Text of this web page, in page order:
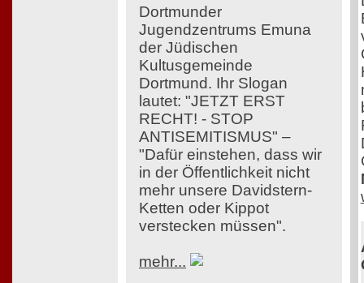
Dortmunder
Jugendzentrums Emuna
der Jüdischen
Kultusgemeinde
Dortmund. Ihr Slogan
lautet: "JETZT ERST
RECHT! - STOP
ANTISEMITISMUS" –
"Dafür einstehen, dass wir
in der Öffentlichkeit nicht
mehr unsere Davidstern-
Ketten oder Kippot
verstecken müssen".
mehr...